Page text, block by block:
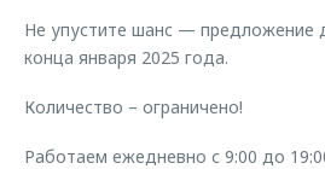
Калькулятор трейд-ин
Оригинальные аксессуары
Запчасти
Не упустите шанс — предложение
конца января 2025 года.
Количество – ограничено!
Работаем ежедневно с 9:00 до